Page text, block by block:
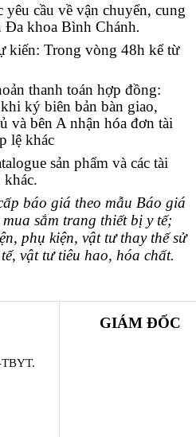
cầu về vận chuyển, cung
Đa khoa Bình Chánh.
kiến: Trong vòng 48h kể từ
thanh toán hợp đồng:
ký biên bản bàn giao,
và bên A nhận hóa đơn tài
lệ khác
sản phẩm và các tài
báo giá theo mẫu Báo giá
sắm trang thiết bị y tế;
phụ kiện, vật tư thay thế sử
vật tư tiêu hao, hóa chất.
GIÁM ĐỐC